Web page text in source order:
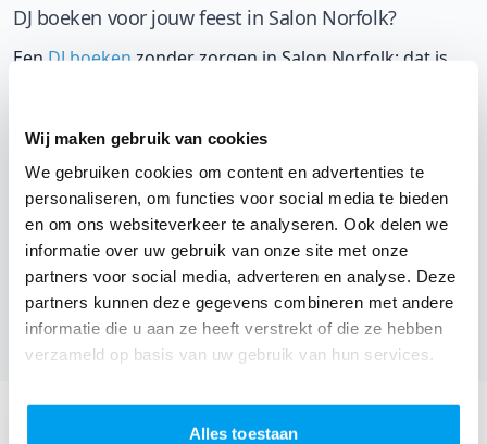
Wij maken gebruik van cookies
We gebruiken cookies om content en advertenties te
personaliseren, om functies voor social media te bieden
en om ons websiteverkeer te analyseren. Ook delen we
informatie over uw gebruik van onze site met onze
partners voor social media, adverteren en analyse. Deze
partners kunnen deze gegevens combineren met andere
informatie die u aan ze heeft verstrekt of die ze hebben
verzameld op basis van uw gebruik van hun services.
Alles toestaan
DJ boeken voor jouw feest in Salon Norfolk?
Een DJ boeken zonder zorgen in Salon Norfolk: dat is
voordat je een DJ voor jouw feest gaat boeken, wil je
natuurlijk weten wat het kost.
Een DJ boeken uit Limburg was nog nooit zo makkelijk.
Daarom kun je bij ons online de prijs berekenen voor
jouw feest. Ook kun je nu boeken of een vrijblijvende
offerte aanvragen.
Boek de beste DJ uit Sint-Truiden
omgeving, en check dus nuonze prijzen voor jouw DJ
Stuur een email:
info@thedjcompany.be